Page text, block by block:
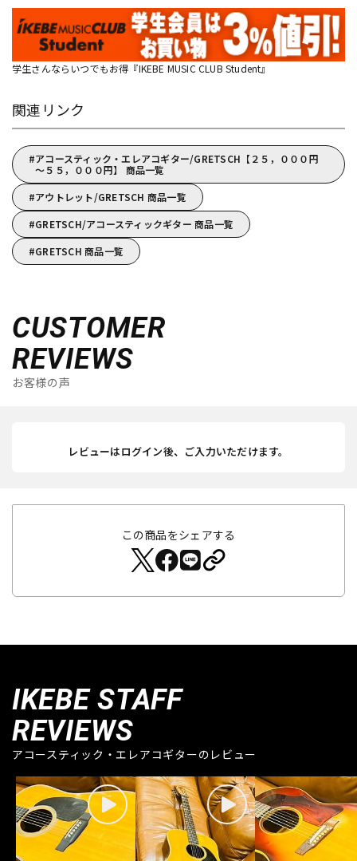
学生さんならいつでもお得『IKEBE MUSIC CLUB Student』
関連リンク
アコースティック・エレアコギター/GRETSCH【２５，０００円
～５５，０００円】 商品一覧
アウトレット/GRETSCH 商品一覧
GRETSCH/アコースティックギター 商品一覧
GRETSCH 商品一覧
CUSTOMER
REVIEWS
お客様の声
レビューはログイン後、ご入力いただけます。
この商品をシェアする
IKEBE STAFF
REVIEWS
アコースティック・エレアコギターのレビュー